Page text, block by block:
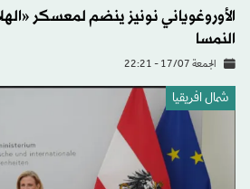
الأوروغوياني نونيز ينضم لمعسكر
النمسا
الجمعة 17/07 - 22:21
شمال افريقيا